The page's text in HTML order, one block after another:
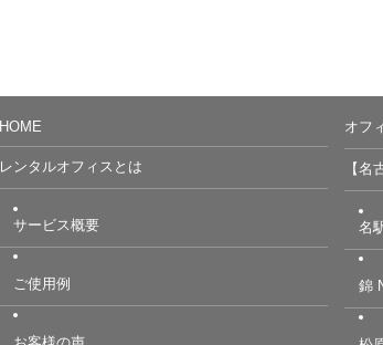
HOME
レンタルオフィスとは
サービス概要
ご使用例
オフ
【名
名
錦